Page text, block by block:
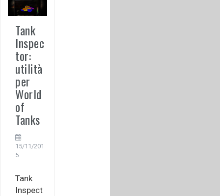
Tank
Inspec
tor:
utilità
per
World
of
Tanks
15/11/201
5
Tank
Inspect